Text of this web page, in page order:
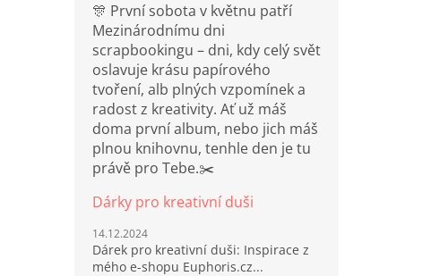
🎊 První sobota v květnu patří
Mezinárodnímu dni
scrapbookingu – dni, kdy celý svět
oslavuje krásu papírového
tvoření, alb plných vzpomínek a
radost z kreativity. Ať už máš
doma první album, nebo jich máš
plnou knihovnu, tenhle den je tu
právě pro Tebe.✂️
Dárky pro kreativní duši
14.12.2024
Dárek pro kreativní duši: Inspirace z
mého e-shopu Euphoris.cz...